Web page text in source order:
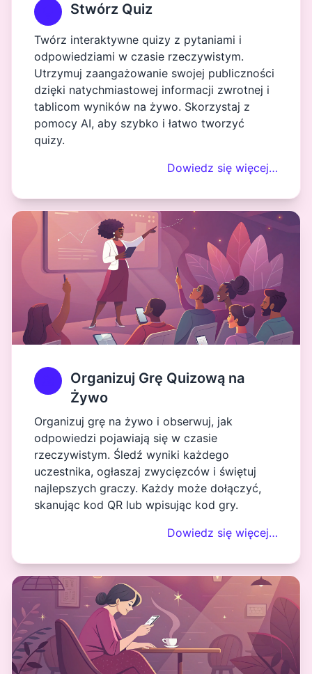
Stwórz Quiz
Twórz interaktywne quizy z pytaniami i
odpowiedziami w czasie rzeczywistym.
Utrzymuj zaangażowanie swojej publiczności
dzięki natychmiastowej informacji zwrotnej i
tablicom wyników na żywo. Skorzystaj z
pomocy AI, aby szybko i łatwo tworzyć
quizy.
Dowiedz się więcej…
Organizuj Grę Quizową na
Żywo
Organizuj grę na żywo i obserwuj, jak
odpowiedzi pojawiają się w czasie
rzeczywistym. Śledź wyniki każdego
uczestnika, ogłaszaj zwycięzców i świętuj
najlepszych graczy. Każdy może dołączyć,
skanując kod QR lub wpisując kod gry.
Dowiedz się więcej…